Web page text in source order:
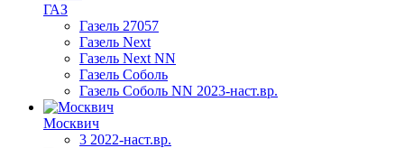
ГАЗ
Газель 27057
Газель Next
Газель Next NN
Газель Соболь
Газель Соболь NN 2023-наст.вр.
Москвич
3 2022-наст.вр.